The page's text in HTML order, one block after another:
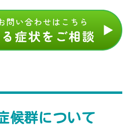
候群について